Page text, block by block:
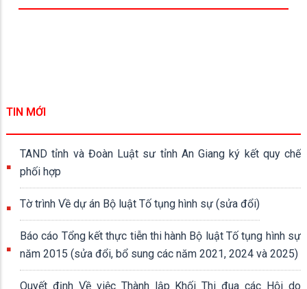
TIN MỚI
TAND tỉnh và Đoàn Luật sư tỉnh An Giang ký kết quy chế
phối hợp
Tờ trình Về dự án Bộ luật Tố tụng hình sự (sửa đổi)
Báo cáo Tổng kết thực tiễn thi hành Bộ luật Tố tụng hình sự
năm 2015 (sửa đổi, bổ sung các năm 2021, 2024 và 2025)
Quyết định Về việc Thành lập Khối Thi đua các Hội do